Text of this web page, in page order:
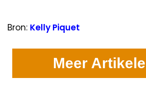
Bron: Kelly Piquet
Meer